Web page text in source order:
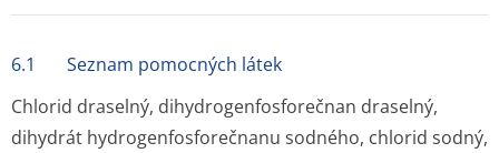
6.1 Seznam pomocných látek
Chlorid draselný, dihydrogenfos­forečnan draselný,
dihydrát hydrogenfosfo­rečnanu sodného, chlorid sodný,